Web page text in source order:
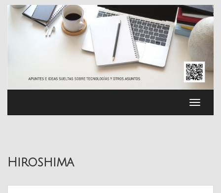
Saltar
contenido
Hiroshima